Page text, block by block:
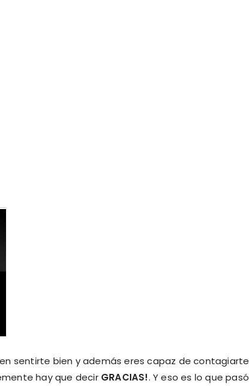
sentirte bien y además eres capaz de contagiarte
hay que decirGRACIAS!. Y eso es lo que pasó